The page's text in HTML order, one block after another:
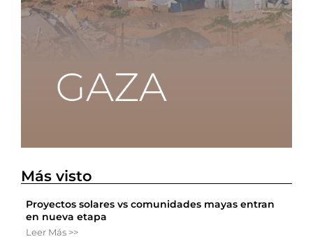
Más visto
Proyectos solares vs comunidades mayas entran
en nueva etapa
Leer Más >>